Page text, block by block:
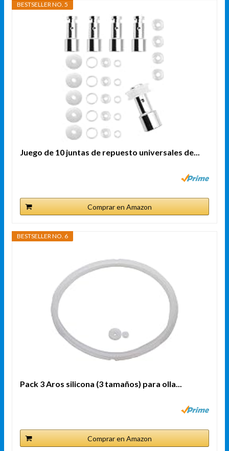
BESTSELLER NO. 5
Juego de 10 juntas de repuesto universales de...
Comprar en Amazon
BESTSELLER NO. 6
Pack 3 Aros silicona (3 tamaños) para olla...
Comprar en Amazon